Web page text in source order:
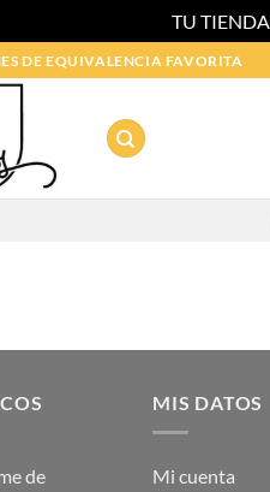
TU
DE EQUIVALENCIA FAVORITA
de
MIS DATOS
Mi cuenta